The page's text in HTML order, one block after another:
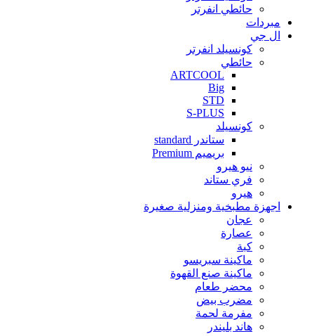
حائطي انفرتر
مبردات
ال جي
كونسيلد انفرتر
حائطي
ARTCOOL
Big
STD
S-PLUS
كونسيلد
ستاندر standard
بريميم Premium
نيو هيرو
فري ستاند
هيرو
اجهزة مطبخية ومنزلية صغيرة
عجان
عصارة
كبة
ماكينة سبريسو
ماكينة صنع القهوة
محضر طعام
مضرب بيض
مفرمة لحمة
هاند بليندر